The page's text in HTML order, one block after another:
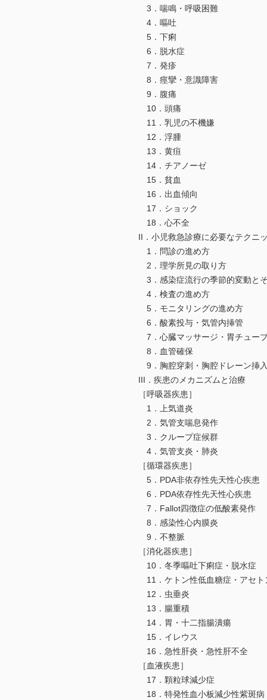
3．喘鳴・呼
4．嘔吐
5．下痢
6．脱水症
7．発疹
8．痙攣・意識障害
9．腹
10．頭痛
11．乳児の不機嫌
12．浮腫
13．黄疸
14．チアノーゼ
15．貧血
16．出血傾向
17．ショック
18．心不全
II．小児救急診療に必要なテクニ
1．問診の進め方
2．理学所見の取り方
3．感染症流行の季節的変動と
4．検査の進め方
5．モニタリングの進め方
6．酸素投与・気管内挿管
7．心臓マッサージ・胃チュー
8．血管確保
9．胸腔穿刺・胸腔ドレーン挿
III．疾患のメカニズムと治療
［呼吸器疾患］
1．上気道炎
2．気管支喘息発作
3．クループ症候群
4．気管支炎・肺炎
［循環器疾患］
5．PDA非依存性先天性心疾患
6．PDA依存性先天性心疾患
7．Fallot四徴症の低酸素発作
8．感染性心内膜炎
9．不整脈
［消化器疾患］
10．冬季嘔吐下痢症・脱水症
11．ケトン性低血糖症・アセト
12．虫垂炎
13．腸重積
14．胃・十二指腸潰瘍
15．イレウス
16．急性肝炎・急性肝不全
［血液疾患］
17．顆粒球減少症
18．特発性血小板減少性紫斑病